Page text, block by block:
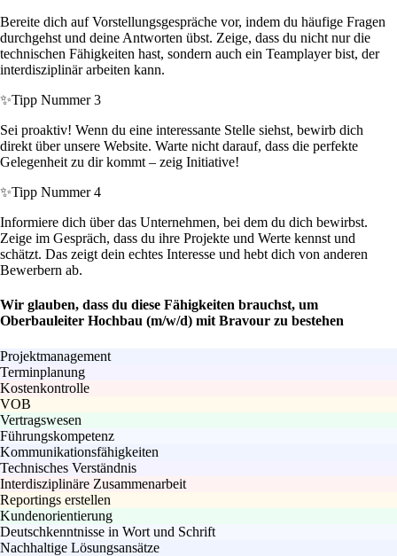
Bereite dich auf Vorstellungsgespräche vor, indem du häufige Fragen
durchgehst und deine Antworten übst. Zeige, dass du nicht nur die
technischen Fähigkeiten hast, sondern auch ein Teamplayer bist, der
interdisziplinär arbeiten kann.
✨Tipp Nummer 3
Sei proaktiv! Wenn du eine interessante Stelle siehst, bewirb dich
direkt über unsere Website. Warte nicht darauf, dass die perfekte
Gelegenheit zu dir kommt – zeig Initiative!
✨Tipp Nummer 4
Informiere dich über das Unternehmen, bei dem du dich bewirbst.
Zeige im Gespräch, dass du ihre Projekte und Werte kennst und
schätzt. Das zeigt dein echtes Interesse und hebt dich von anderen
Bewerbern ab.
Wir glauben, dass du diese Fähigkeiten brauchst, um
Oberbauleiter Hochbau (m/w/d) mit Bravour zu bestehen
Projektmanagement
Terminplanung
Kostenkontrolle
VOB
Vertragswesen
Führungskompetenz
Kommunikationsfähigkeiten
Technisches Verständnis
Interdisziplinäre Zusammenarbeit
Reportings erstellen
Kundenorientierung
Deutschkenntnisse in Wort und Schrift
Nachhaltige Lösungsansätze